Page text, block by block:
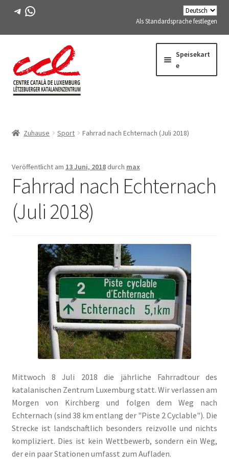
Telegramm
WhatsApp
Als Standardsprache festlegen
zur
Navigation
Inhalt
springen
Speisekart
e
AKTIVITÄTEN
KURSE
FES-TE-MITGLIEDER
BUCH
ANMELDEN
Zuhause Sport Fahrrad nach Echternach (Juli 2018)
Veröffentlicht am 13 Juni, 2018 durch max
Fahrrad nach Echternach
(Juli 2018)
Mittwoch 8 Juli 2018 die jährliche Fahrradtour des
katalanischen Zentrum Luxemburg statt. Wir verlassen am
Morgen von Kirchberg und folgen dem Weg nach
Echternach (sind 38 km entlang der "Piste 2 Cyclable"). Die
Strecke ist landschaftlich besonders reizvolle und nichts
kompliziert. Dies ist kein Wettbewerb, sondern ein Weg,
der ein paar Stationen umfasst zum Aufladen.